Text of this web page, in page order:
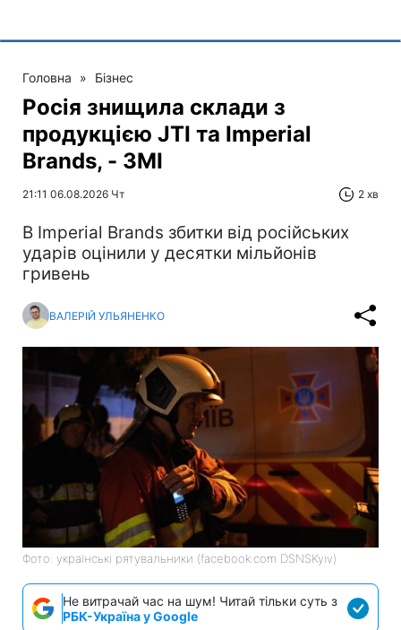
Головна » Бізнес
Росія знищила склади з
продукцією JTI та Imperial
Brands, - ЗМІ
21:11 06.08.2026 Чт 2 хв
В Imperial Brands збитки від російських
ударів оцінили у десятки мільйонів
гривень
ВАЛЕРІЙ УЛЬЯНЕНКО
Фото: українські рятувальники (facebook.com DSNSKyiv)
Не витрачай час на шум! Читай тільки суть з
РБК-Україна у Google